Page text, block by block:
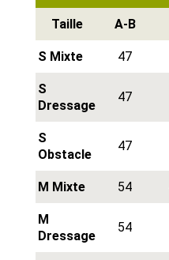
Taille A-B
S Mixte 47
S
Dressage
47
S
Obstacle
47
M Mixte 54
M
Dressage
54